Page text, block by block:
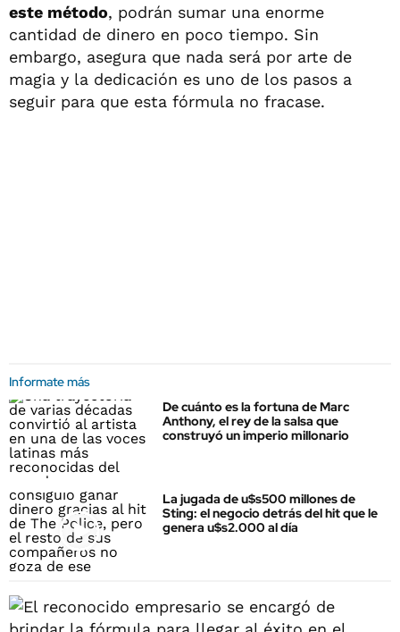
este método, podrán sumar una enorme
cantidad de dinero en poco tiempo. Sin
embargo, asegura que nada será por arte de
magia y la dedicación es uno de los pasos a
seguir para que esta fórmula no fracase.
Informate más
De cuánto es la fortuna de Marc
Anthony, el rey de la salsa que
construyó un imperio millonario
La jugada de u$s500 millones de
Sting: el negocio detrás del hit que le
genera u$s2.000 al día